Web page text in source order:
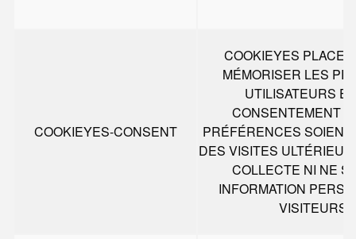
COOKIEYES-CONSENT
COOKIEYES PLACE
MÉMORISER LES
UTILISATEURS
CONSENTEMENT
PRÉFÉRENCES
DES VISITES
COLLECTE NI NE
INFORMATION
VISITEURS